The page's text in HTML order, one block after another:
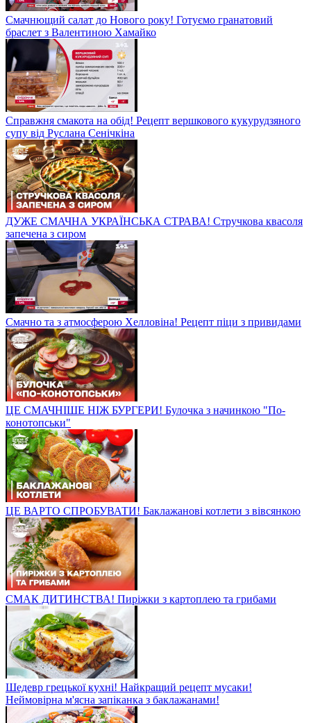
Смачнющий салат до Нового року! Готуємо гранатовий
браслет з Валентиною Хамайко
Справжня смакота на обід! Рецепт вершкового кукурудзяного
супу від Руслана Сенічкіна
ДУЖЕ СМАЧНА УКРАЇНСЬКА СТРАВА! Стручкова квасоля
запечена з сиром
Смачно та з атмосферою Хелловіна! Рецепт піци з привидами
ЦЕ СМАЧНІШЕ НІЖ БУРГЕРИ! Булочка з начинкою "По-
конотопськи"
ЦЕ ВАРТО СПРОБУВАТИ! Баклажанові котлети з вівсянкою
СМАК ДИТИНСТВА! Пиріжки з картоплею та грибами
Шедевр грецької кухні! Найкращий рецепт мусаки!
Неймовірна м'ясна запіканка з баклажанами!